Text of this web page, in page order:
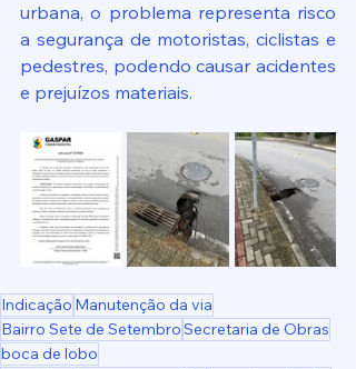
urbana, o problema representa risco
a segurança de motoristas, ciclistas e
pedestres, podendo causar acidentes
e prejuízos materiais.
Indicação Manutenção da via
Bairro Sete de SetembroSecretaria de Obras
boca de lobo